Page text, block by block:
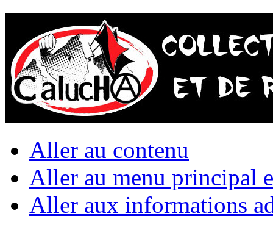
Aller au contenu
Aller au menu principal
Aller aux informations